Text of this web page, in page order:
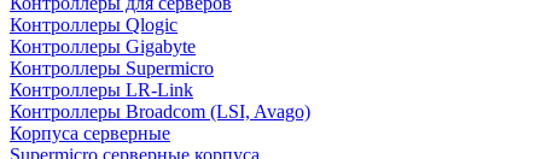
Контроллеры Qlogic
Контроллеры Gigabyte
Контроллеры Supermicro
Контроллеры LR-Link
Контроллеры Broadcom (LSI, Avago)
Корпуса серверные
Supermicro серверные корпуса